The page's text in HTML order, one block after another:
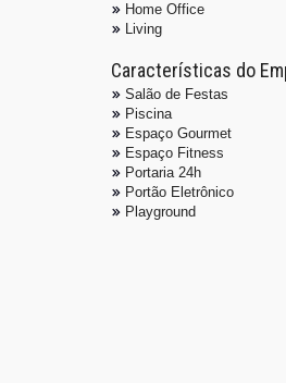
Home Office
Living
Características do
Salão de Festas
Piscina
Espaço Gourmet
Espaço Fitness
Portaria 24h
Portão Eletrônico
Playground